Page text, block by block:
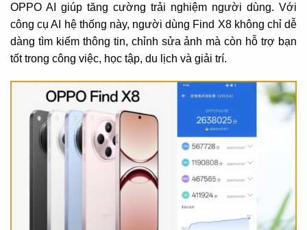
OPPO AI giúp tăng cường trải nghiệm người dùng. Với
công cụ AI hệ thống này, người dùng Find X8 không chỉ dễ
dàng tìm kiếm thông tin, chỉnh sửa ảnh mà còn hỗ trợ bạn
tốt trong công việc, học tập, du lịch và giải trí.